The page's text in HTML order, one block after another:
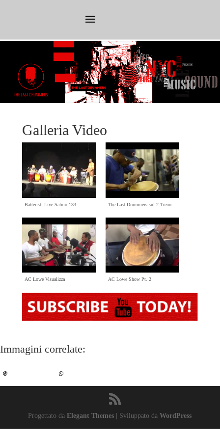
Galleria Video
Batteristi Live-Salmo 133 The Last Drummers sul 2 Treno
AC Lowe Visualizza AC Lowe Show Pt. 2
Immagini correlate:
Progettato daElegant Themes | Sviluppato daWordPress